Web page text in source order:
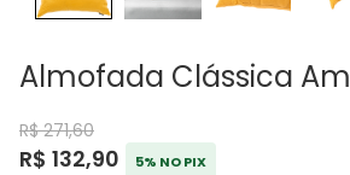
Almofada Clássica
R$ 271,60
R$ 132,90 5% NO PIX